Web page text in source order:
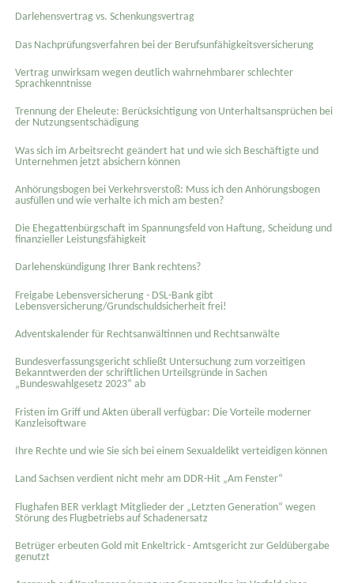
Darlehensvertrag vs. Schenkungsvertrag
Das Nachprüfungsverfahren bei der Berufsunfähigkeitsversicherung
Vertrag unwirksam wegen deutlich wahrnehmbarer schlechter
Sprachkenntnisse
Trennung der Eheleute: Berücksichtigung von Unterhaltsansprüchen bei
der Nutzungsentschädigung
Was sich im Arbeitsrecht geändert hat und wie sich Beschäftigte und
Unternehmen jetzt absichern können
Anhörungsbogen bei Verkehrsverstoß: Muss ich den Anhörungsbogen
ausfüllen und wie verhalte ich mich am besten?
Die Ehegattenbürgschaft im Spannungsfeld von Haftung, Scheidung und
finanzieller Leistungsfähigkeit
Darlehenskündigung Ihrer Bank rechtens?
Freigabe Lebensversicherung - DSL-Bank gibt
Lebensversicherung/Grundschuldsicherheit frei!
Adventskalender für Rechtsanwältinnen und Rechtsanwälte
Bundesverfassungsgericht schließt Untersuchung zum vorzeitigen
Bekanntwerden der schriftlichen Urteilsgründe in Sachen
„Bundeswahlgesetz 2023“ ab
Fristen im Griff und Akten überall verfügbar: Die Vorteile moderner
Kanzleisoftware
Ihre Rechte und wie Sie sich bei einem Sexual­delikt verteidigen können
Land Sachsen verdient nicht mehr am DDR-Hit „Am Fenster“
Flughafen BER verklagt Mitglieder der „Letzten Generation“ wegen
Störung des Flugbetriebs auf Schadenersatz
Betrüger erbeuten Gold mit Enkeltrick - Amtsgericht zur Geldübergabe
genutzt